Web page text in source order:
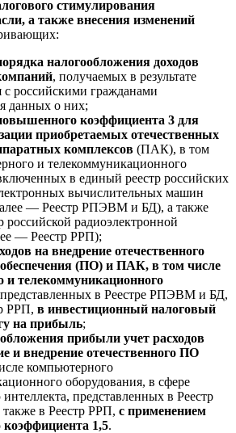
стимулирования
а также внесения изменений
налогообложения доходов
, получаемых в результате
с российскими гражданами
данных о них;
коэффициента 3 для
приобретаемых отечественных
комплексов (ПАК), в том
и телекоммуникационного
в единый реестр российских
вычислительных машин
— Реестр РПЭВМ и БД), а также
российской радиоэлектронной
— Реестр РРП);
на внедрение отечественного
(ПО) и ПАК, в том числе
и телекоммуникационного
в Реестре РПЭВМ и БД,
РРП, в инвестиционный налоговый
на прибыль;
прибыли учет расходов
и внедрение отечественного ПО
компьютерного
оборудования, в сфере
интеллекта, представленных в Реестр
в Реестр РРП, с применением
1,5.